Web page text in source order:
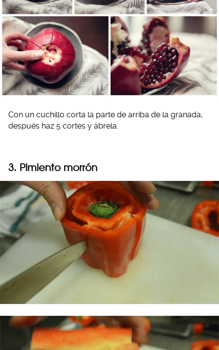
Con un cuchillo corta la parte de arriba de la granada,
después haz 5 cortes y ábrela.
3. Pimiento morrón